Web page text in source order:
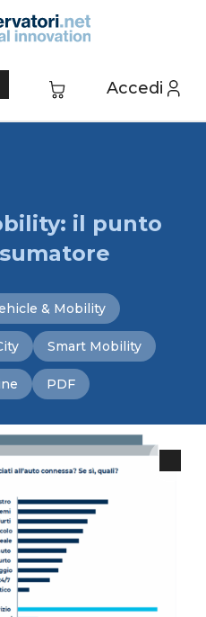
Accedi
il punto
& Mobility
Smart Mobility
PDF